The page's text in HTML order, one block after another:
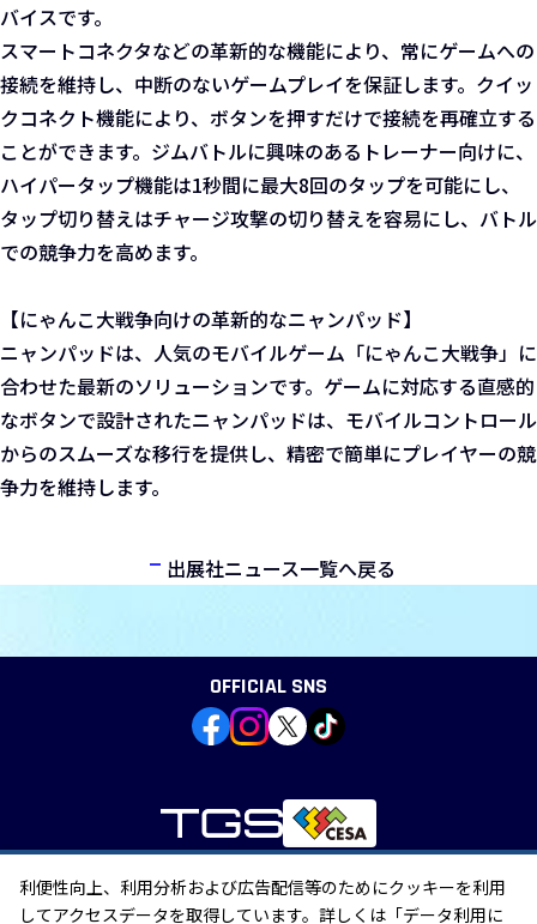
バイスです。
スマートコネクタなどの革新的な機能により、常にゲームへの
接続を維持し、中断のないゲームプレイを保証します。クイッ
クコネクト機能により、ボタンを押すだけで接続を再確立する
ことができます。ジムバトルに興味のあるトレーナー向けに、
ハイパータップ機能は1秒間に最大8回のタップを可能にし、
タップ切り替えはチャージ攻撃の切り替えを容易にし、バトル
での競争力を高めます。
【にゃんこ大戦争向けの革新的なニャンパッド】
ニャンパッドは、人気のモバイルゲーム「にゃんこ大戦争」に
合わせた最新のソリューションです。ゲームに対応する直感的
なボタンで設計されたニャンパッドは、モバイルコントロール
からのスムーズな移行を提供し、精密で簡単にプレイヤーの競
争力を維持します。
出展社ニュース一覧へ戻る
OFFICIAL SNS
個人情報の取り扱い
外部送信
利便性向上、利用分析および広告配信等のためにクッキーを利用
してアクセスデータを取得しています。詳しくは「データ利用に